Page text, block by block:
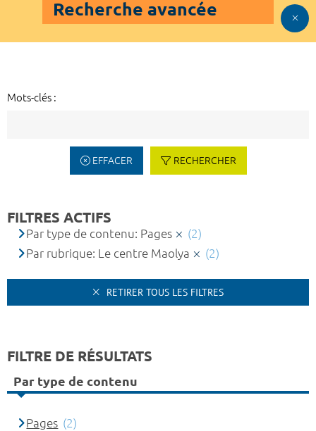
Recherche avancée
Mots-clés :
EFFACER RECHERCHER
FILTRES ACTIFS
Par type de contenu: Pages
(2)
Par rubrique: Le centre Maolya
(2)
RETIRER TOUS LES FILTRES
FILTRE DE RÉSULTATS
Par type de contenu
Pages (2)